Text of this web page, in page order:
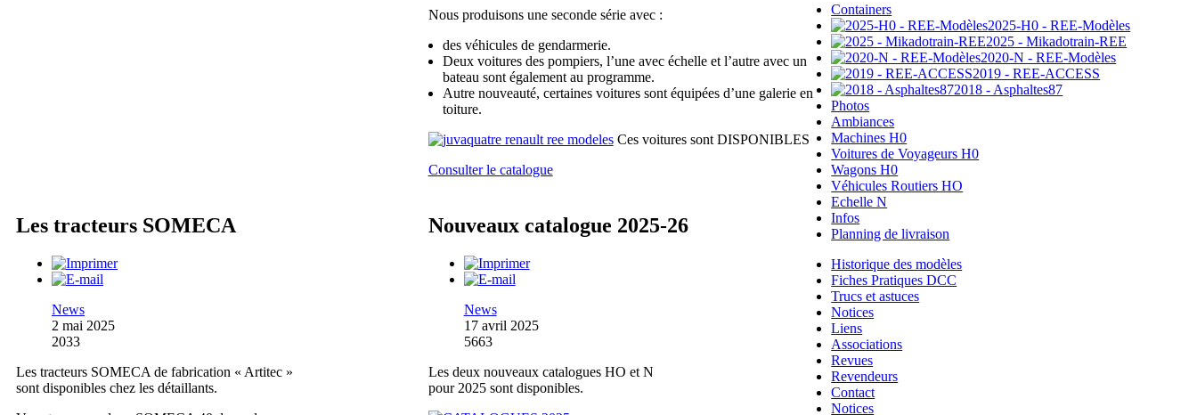
Nous produisons une seconde série avec :
des véhicules de gendarmerie.
Deux voitures des pompiers, l’une avec échelle et l’autre avec un
bateau sont également au programme.
Autre nouveauté, certaines voitures sont équipées d’une galerie en
toiture.
Ces voitures sont DISPONIBLES
Consulter le catalogue
Les tracteurs SOMECA
News
2 mai 2025
2033
Les tracteurs SOMECA de fabrication « Artitec »
sont disponibles chez les détaillants.
Nouveaux catalogue 2025-26
News
17 avril 2025
5663
Les deux nouveaux catalogues HO et N
pour 2025 sont disponibles.
Containers
2025-H0 - REE-Modèles
2025 - Mikadotrain-REE
2020-N - REE-Modèles
2019 - REE-ACCESS
2018 - Asphaltes87
Photos
Ambiances
Machines H0
Voitures de Voyageurs H0
Wagons H0
Véhicules Routiers HO
Echelle N
Infos
Planning de livraison
Historique des modèles
Fiches Pratiques DCC
Trucs et astuces
Notices
Liens
Associations
Revues
Revendeurs
Contact
Notices